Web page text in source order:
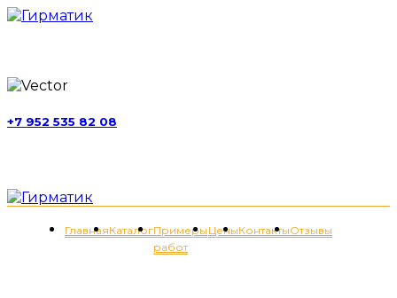
+7 952 535 82 08
ГлавнаяКаталогПримеры
работ
ЦеныКонтактыОтзывы